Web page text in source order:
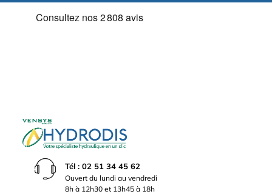
Tél : 02 51 34 45 62
Ouvert du lundi au vendredi
8h à 12h30 et 13h45 à 18h